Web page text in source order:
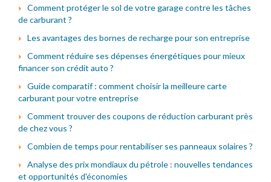
Comment protéger le sol de votre garage contre les tâches
de carburant ?
Les avantages des bornes de recharge pour son entreprise
Comment réduire ses dépenses énergétiques pour mieux
financer son crédit auto ?
Guide comparatif : comment choisir la meilleure carte
carburant pour votre entreprise
Comment trouver des coupons de réduction carburant près
de chez vous ?
Combien de temps pour rentabiliser ses panneaux solaires ?
Analyse des prix mondiaux du pétrole : nouvelles tendances
et opportunités d'économies